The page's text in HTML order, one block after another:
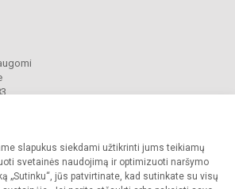
slapukus siekdami užtikrinti jums teikiamų
svetainės naudojimą ir optimizuoti naršymo
„Sutinku“, jūs patvirtinate, kad sutinkate su visų
gimnazija. Visos teisės saugomos.
gimnazijos sutikimo griežtai draudžiama.
paraiška Slapukų valdymas